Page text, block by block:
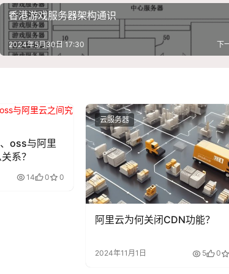
香港游戏服务器架构通识
下
2024年5月30日 17:30
oss与阿里
系？
14 0 0
云服务器
阿里云为何关闭CDN功能？
2024年11月1日 5 0